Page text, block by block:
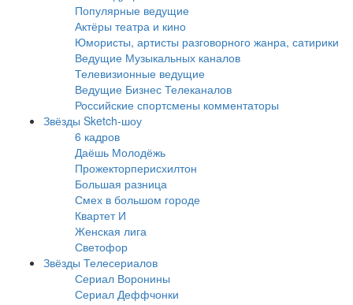
Популярные ведущие
Актёры театра и кино
Юмористы, артисты разговорного жанра, сатирики
Ведущие Музыкальных каналов
Телевизионные ведущие
Ведущие Бизнес Телеканалов
Российские спортсмены комментаторы
Звёзды Sketch-шоу
6 кадров
Даёшь Молодёжь
Прожекторперисхилтон
Большая разница
Смех в большом городе
Квартет И
Женская лига
Светофор
Звёзды Телесериалов
Сериал Воронины
Сериал Деффчонки